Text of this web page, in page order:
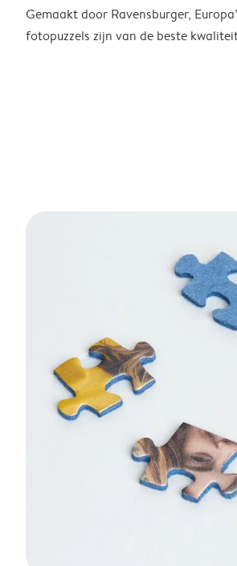
Gemaakt door Ravensburger,
fotopuzzels zijn van de beste